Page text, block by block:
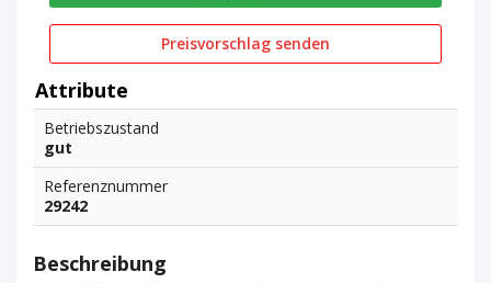
Preisvorschlag senden
Attribute
Betriebszustand
gut
Referenznummer
29242
Beschreibung